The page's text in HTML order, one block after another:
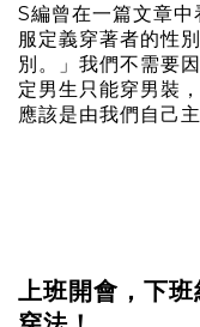
S編曾在一篇文章
服定義穿著者的性
別。」我們不需要
定男生只能穿男裝
應該是由我們自己
上班開會，下